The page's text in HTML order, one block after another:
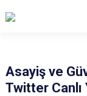
Asayiş ve
Twitter Canlı